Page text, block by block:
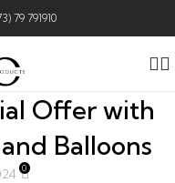
79 791910
Offer with
Balloons
0